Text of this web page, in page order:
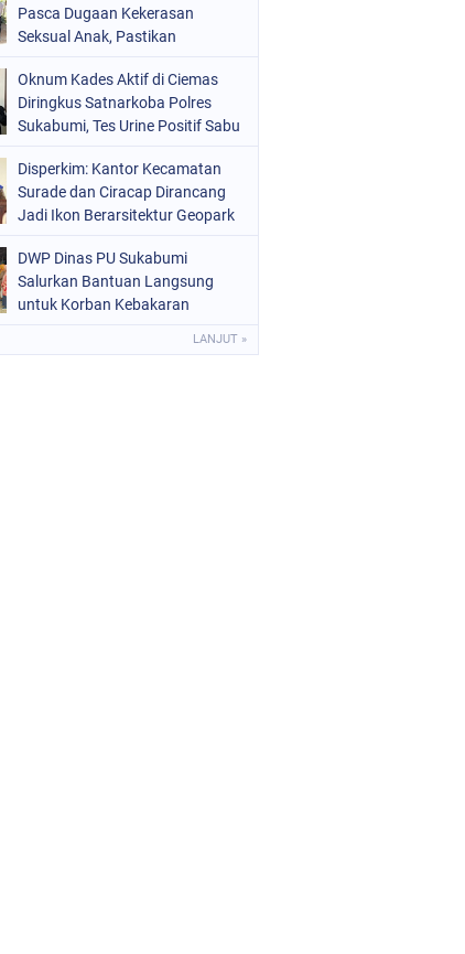
Pasca Dugaan Kekerasan
Seksual Anak, Pastikan
Oknum Kades Aktif di Ciemas
Diringkus Satnarkoba Polres
Sukabumi, Tes Urine Positif Sabu
Disperkim: Kantor Kecamatan
Surade dan Ciracap Dirancang
Jadi Ikon Berarsitektur Geopark
DWP Dinas PU Sukabumi
Salurkan Bantuan Langsung
untuk Korban Kebakaran
LANJUT »